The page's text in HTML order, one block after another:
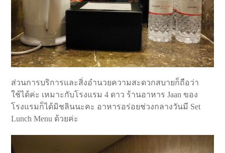
ส่วนการบริการและสิ่งอำนวยความสะดวกสบายก็ถือว่า
ใช้ได้ค่ะ เหมาะกับโรงแรม 4 ดาว ร้านอาหาร Jaan ของ
โรงแรมก็ได้มิชลินนะคะ อาหารอร่อยช่วงกลางวันมี Set
Lunch Menu ด้วยค่ะ